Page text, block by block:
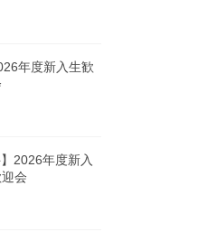
年度新入生歓
2026年度新入
会